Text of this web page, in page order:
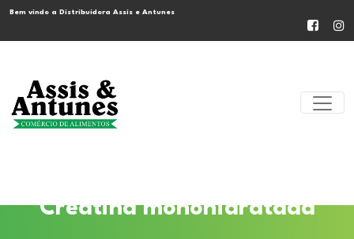
Bem vindo a Distribuidora Assis e Antunes
Creatina monohidratada